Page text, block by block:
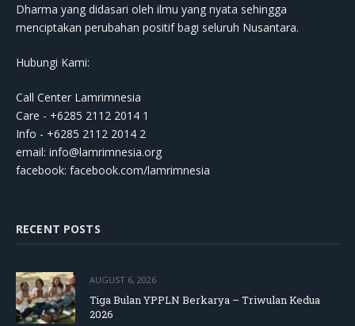
Dharma yang didasari oleh ilmu yang nyata sehingga
menciptakan perubahan positif bagi seluruh Nusantara.
Hubungi Kami:
Call Center Lamrimnesia
Care - +6285 2112 2014 1
Info - +6285 2112 2014 2
email: info@lamrimnesia.org
facebook: facebook.com/lamrimnesia
RECENT POSTS
AUGUST 6, 2026
Tiga Bulan YPPLN Berkarya – Triwulan Kedua
2026